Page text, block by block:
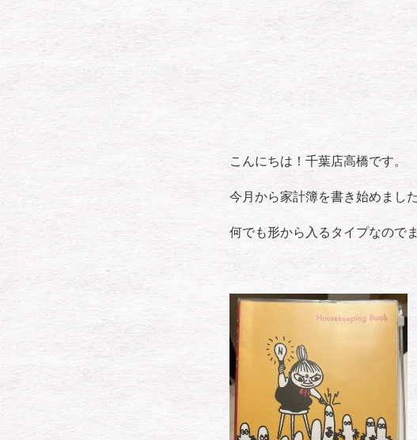
こんにちは！千葉店高橋です。
今月から家計簿を書き始めました
何でも形から入るタイプなので